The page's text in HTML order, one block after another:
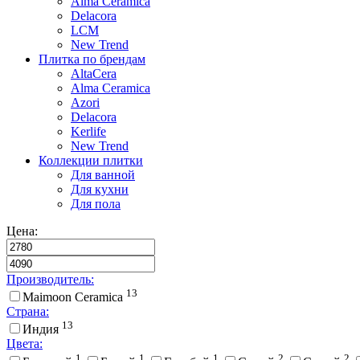
Delacora
LCM
New Trend
Плитка по брендам
AltaCera
Аlma Ceramica
Azori
Delacora
Kerlife
New Trend
Коллекции плитки
Для ванной
Для кухни
Для пола
Цена:
Производитель:
Maimoon Ceramica 13
Страна:
Индия 13
Цвета:
1 1 1 2 2